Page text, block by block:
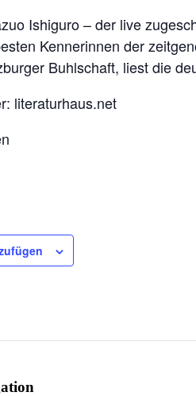
Ishiguro – der live
Kennerinnen der
Buhlschaft, liest die
literaturhaus.net